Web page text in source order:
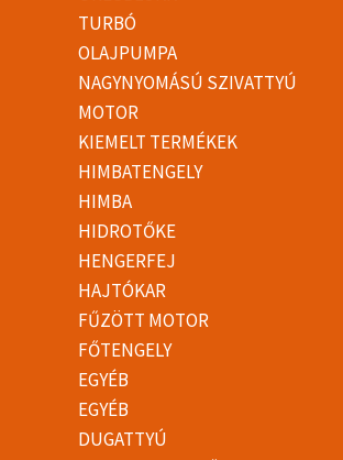
TURBÓ
OLAJPUMPA
NAGYNYOMÁSÚ SZIVATTYÚ
MOTOR
KIEMELT TERMÉKEK
HIMBATENGELY
HIMBA
HIDROTŐKE
HENGERFEJ
HAJTÓKAR
FŰZÖTT MOTOR
FŐTENGELY
EGYÉB
EGYÉB
DUGATTYÚ